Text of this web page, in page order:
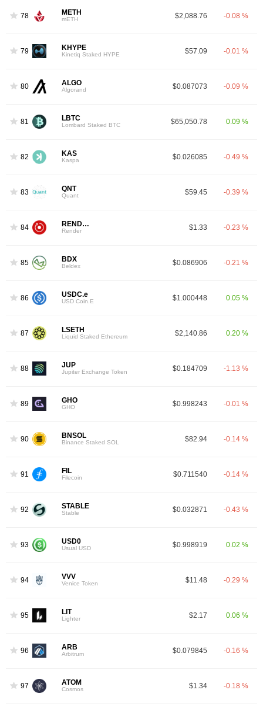
78 METH
mETH $2,088.76 -0.08 %
79 KHYPE
Kinetiq Staked HYPE $57.09 -0.01 %
80 ALGO
Algorand $0.087073 -0.09 %
81 LBTC
Lombard Staked BTC $65,050.78 0.09 %
82 KAS
Kaspa $0.026085 -0.49 %
83 QNT
Quant $59.45 -0.39 %
84 RENDER
Render $1.33 -0.23 %
85 BDX
Beldex $0.086906 -0.21 %
86 USDC.e
USD Coin.E $1.000448 0.05 %
87 LSETH
Liquid Staked Ethereum $2,140.86 0.20 %
88 JUP
Jupiter Exchange Token $0.184709 -1.13 %
89 GHO
GHO $0.998243 -0.01 %
90 BNSOL
Binance Staked SOL $82.94 -0.14 %
91 FIL
Filecoin $0.711540 -0.14 %
92 STABLE
Stable $0.032871 -0.43 %
93 USD0
Usual USD $0.998919 0.02 %
94 VVV
Venice Token $11.48 -0.29 %
95 LIT
Lighter $2.17 0.06 %
96 ARB
Arbitrum $0.079845 -0.16 %
97 ATOM
Cosmos $1.34 -0.18 %